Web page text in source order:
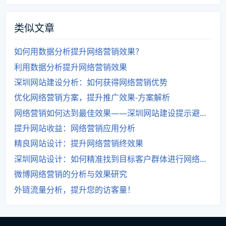
类似文章
如何用数据分析提升网络营销效果？
利用数据分析提升网络营销效果
深圳网站建设分析：如何获得网络营销优势
优化网络营销方案，提升推广效果-方案解析
网络营销如何达到最佳效果——深圳网站建设提示避免营销误区
提升网站收益：网络营销应用分析
精良网站设计：提升网络营销终效果
深圳网站设计：如何精准找到目标客户群体进行网络营销？
微博网络营销的分析与效果研究
外链流量分析，提升您的访客量！